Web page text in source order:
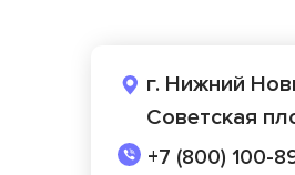
г. Нижний
Советская
+7 (800) 100-